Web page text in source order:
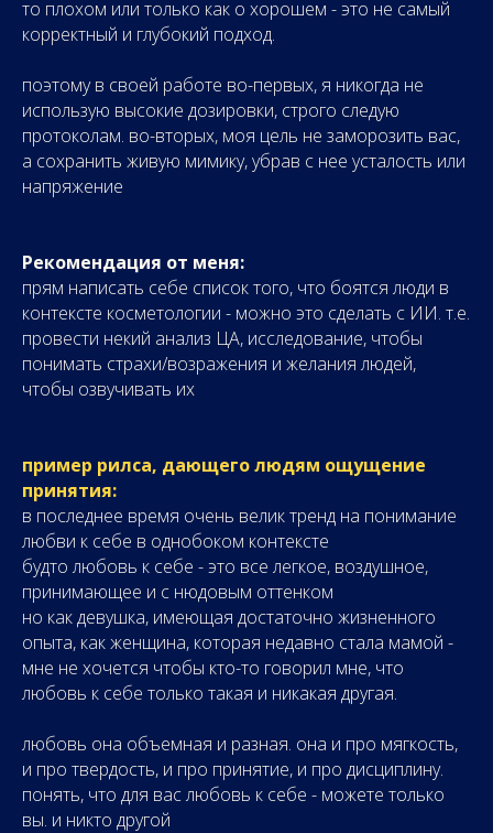
то плохом или только как о хорошем - это не самый
корректный и глубокий подход.
поэтому в своей работе во-первых, я никогда не
использую высокие дозировки, строго следую
протоколам. во-вторых, моя цель не заморозить вас,
а сохранить живую мимику, убрав с нее усталость или
напряжение
Рекомендация от меня:
прям написать себе список того, что боятся люди в
контексте косметологии - можно это сделать с ИИ. т.е.
провести некий анализ ЦА, исследование, чтобы
понимать страхи/возражения и желания людей,
чтобы озвучивать их
пример рилса, дающего людям ощущение
принятия:
в последнее время очень велик тренд на понимание
любви к себе в однобоком контексте
будто любовь к себе - это все легкое, воздушное,
принимающее и с нюдовым оттенком
но как девушка, имеющая достаточно жизненного
опыта, как женщина, которая недавно стала мамой -
мне не хочется чтобы кто-то говорил мне, что
любовь к себе только такая и никакая другая.
любовь она объемная и разная. она и про мягкость,
и про твердость, и про принятие, и про дисциплину.
понять, что для вас любовь к себе - можете только
вы. и никто другой